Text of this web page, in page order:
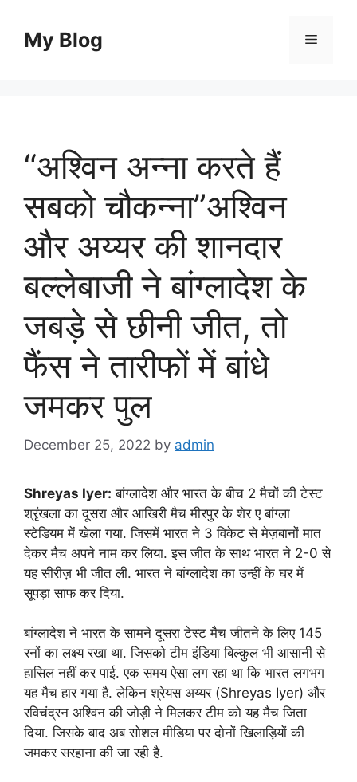
contentMy Blog Menu
“अश्विन अन्ना करते हैं
सबको चौकन्ना”अश्विन
और अय्यर की शानदार
बल्लेबाजी ने बांग्लादेश के
जबड़े से छीनी जीत, तो
फैंस ने तारीफों में बांधे
जमकर पुल
December 25, 2022 by admin
Shreyas Iyer: बांग्लादेश और भारत के बीच 2 मैचों की टेस्ट
श्रृंखला का दूसरा और आखिरी मैच मीरपुर के शेर ए बांग्ला
स्टेडियम में खेला गया. जिसमें भारत ने 3 विकेट से मेज़बानों मात
देकर मैच अपने नाम कर लिया. इस जीत के साथ भारत ने 2-0 से
यह सीरीज़ भी जीत ली. भारत ने बांग्लादेश का उन्हीं के घर में
सूपड़ा साफ कर दिया.
बांग्लादेश ने भारत के सामने दूसरा टेस्ट मैच जीतने के लिए 145
रनों का लक्ष्य रखा था. जिसको टीम इंडिया बिल्कुल भी आसानी से
हासिल नहीं कर पाई. एक समय ऐसा लग रहा था कि भारत लगभग
यह मैच हार गया है. लेकिन श्रेयस अय्यर (Shreyas Iyer) और
रविचंद्रन अश्विन की जोड़ी ने मिलकर टीम को यह मैच जिता
दिया. जिसके बाद अब सोशल मीडिया पर दोनों खिलाड़ियों की
जमकर सरहाना की जा रही है.